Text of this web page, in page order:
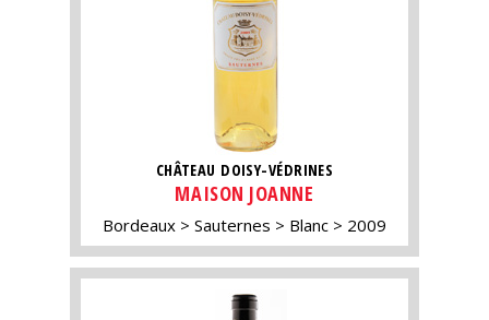
CHÂTEAU DOISY-VÉDRINES
MAISON JOANNE
Bordeaux Sauternes Blanc 2009